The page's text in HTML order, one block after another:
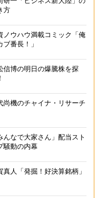
方
ノウハウ満載コミック「俺
ブ番長！」
信博の明日の爆騰株を探
尚機のチャイナ・リサーチ
んなで大家さん」配当スト
騒動の内幕
真人「発掘！好決算銘柄」